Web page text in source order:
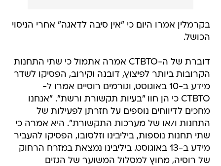
בקרמלין אמרו היום כי "אין סיבה לדאגה" אחרי הניסוי
הכושל.
דוברת של ה-CTBTO אמרה אתמול כי שתי התחנות
הקרובות ביותר לפיצוץ, דובנה וקירוב, הפסיקו לשדר
מידע ב-10 באוגוסט, וגורמים רוסיים אמרו ל-
CTBTO כי הן חוו "בעיות תקשורת ורשת". "אנחנו
מחכים לדיווחים נוספים על חזרתן לפעילות של
התחנות ו/או של מערכות התקשורת". היא אמרה כי
שתי תחנות נוספות, ביליבינו וזלסובו, הפסיקו להעביר
מידע ב-13 באוגוסט. ביליבינו נמצאת במזרח הרחוק
של רוסיה, מחוץ למסלול המשוער של הגזים